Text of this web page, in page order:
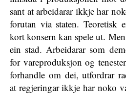
sant at arbeidarar ikkje har
forutan via staten. Teoretisk
kort konsern kan spele ut.
ein stad. Arbeidarar som
for vareproduksjon og
forhandle om dei, utfordrar
at regjeringar ikkje har noko